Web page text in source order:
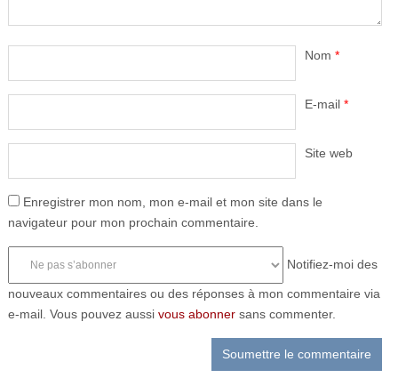
Nom *
E-mail *
Site web
Enregistrer mon nom, mon e-mail et mon site dans le
navigateur pour mon prochain commentaire.
Notifiez-moi des
nouveaux commentaires ou des réponses à mon commentaire via
e-mail. Vous pouvez aussi vous abonnersans commenter.